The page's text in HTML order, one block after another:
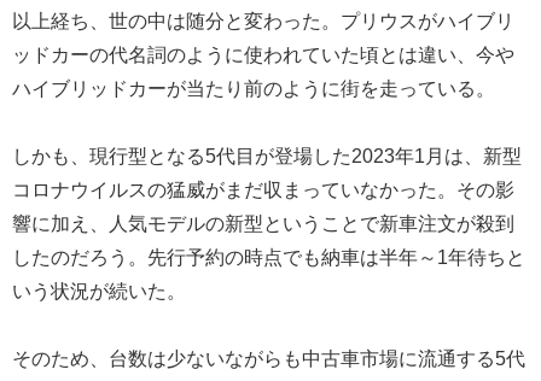
以上経ち、世の中は随分と変わった。プリウスがハイブリ
ッドカーの代名詞のように使われていた頃とは違い、今や
ハイブリッドカーが当たり前のように街を走っている。
しかも、現行型となる5代目が登場した2023年1月は、新型
コロナウイルスの猛威がまだ収まっていなかった。その影
響に加え、人気モデルの新型ということで新車注文が殺到
したのだろう。先行予約の時点でも納車は半年～1年待ちと
いう状況が続いた。
そのため、台数は少ないながらも中古車市場に流通する5代